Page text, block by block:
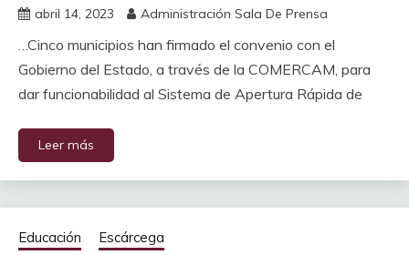
abril 14, 2023 Administración Sala De Prensa
…Cinco municipios han firmado el convenio con el
Gobierno del Estado, a través de la COMERCAM, para
dar funcionabilidad al Sistema de Apertura Rápida de
Leer más
Educación Escárcega